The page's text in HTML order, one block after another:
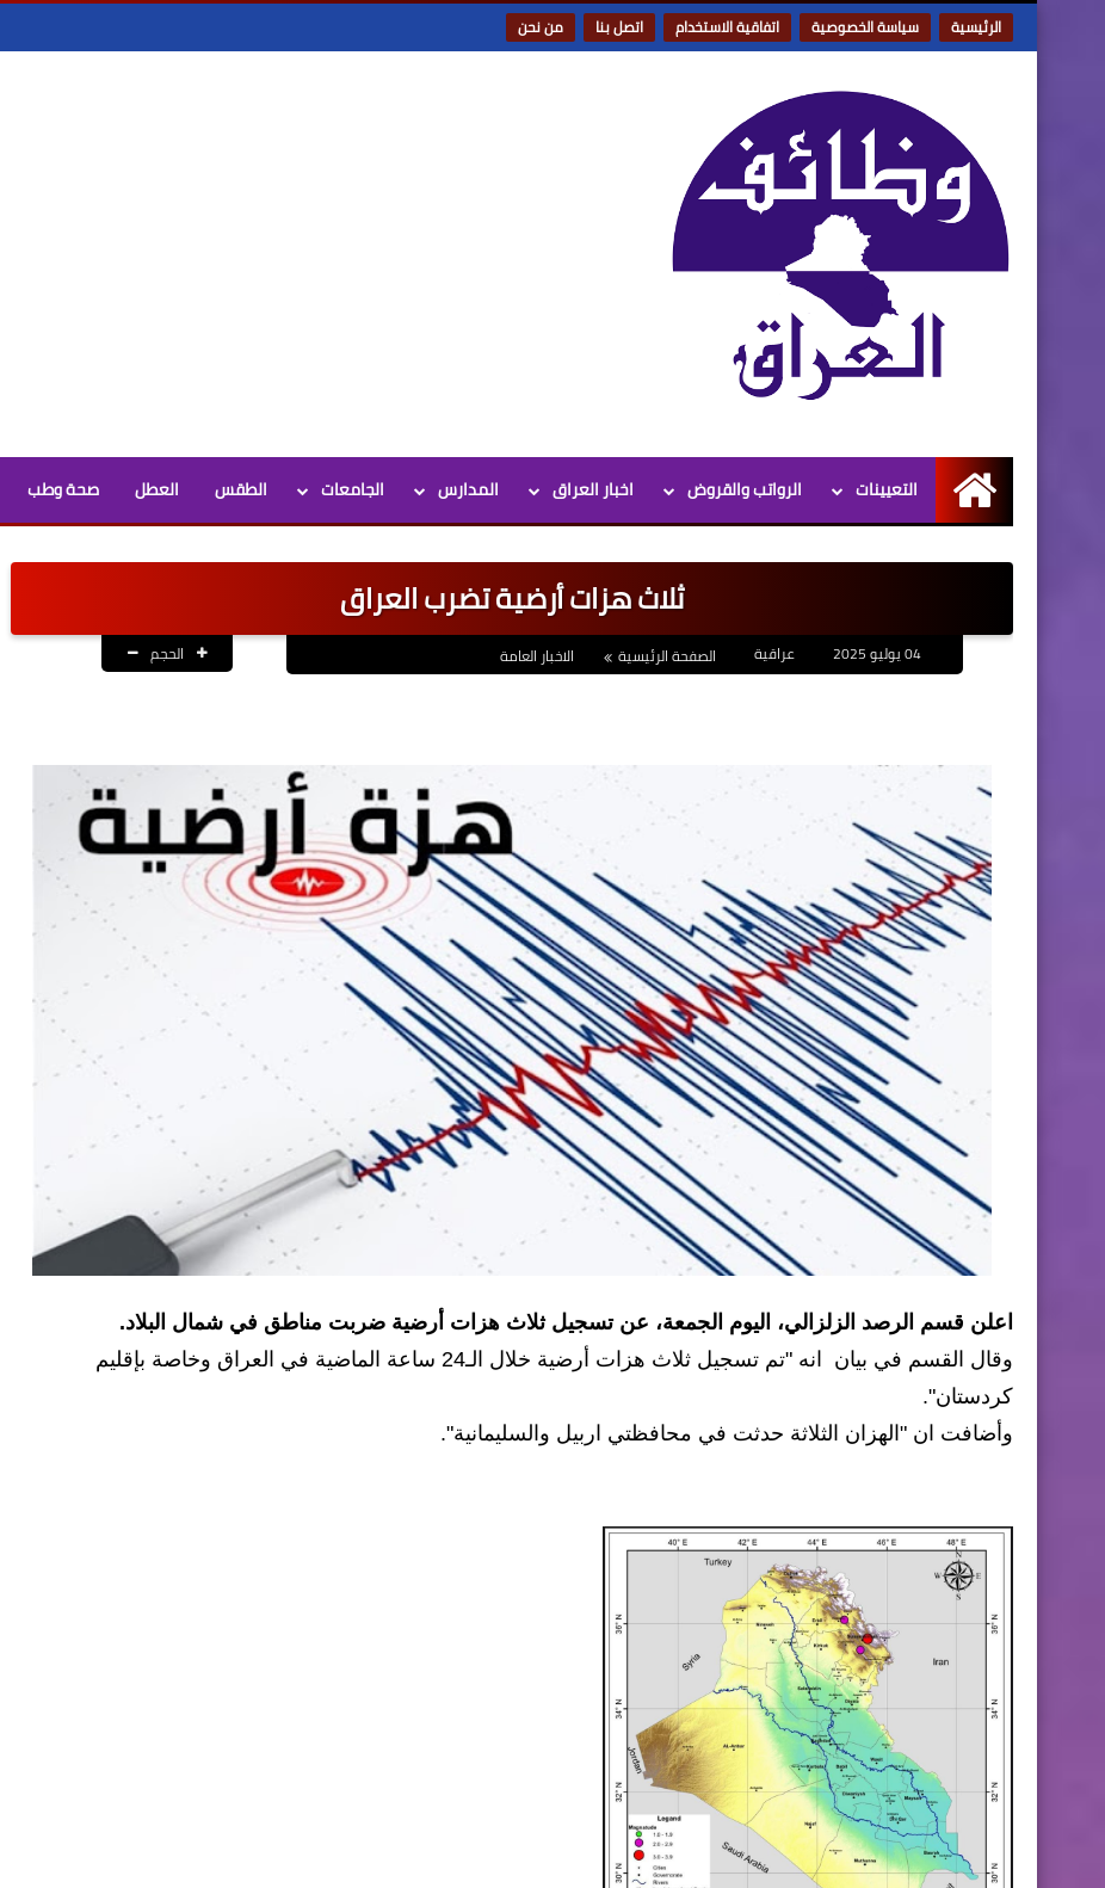
الرئيسية سياسة الخصوصية اتفاقية الاستخدام اتصل بنا من نحن
الرئيسية
التعيينات الرواتب والقروض اخبار العراق المدارس الجامعات الطقس العطل صحة وطب
ثلاث هزات أرضية تضرب العراق
عراقية الصفحة الرئيسية الاخبار العامة الحجم
اعلن قسم الرصد الزلزالي، اليوم الجمعة، عن تسجيل ثلاث هزات أرضية ضربت مناطق في شمال البلاد.
وقال القسم في بيان انه "تم تسجيل ثلاث هزات أرضية خلال الـ24 ساعة الماضية في العراق وخاصة بإقليم
كردستان".
وأضافت ان "الهزان الثلاثة حدثت في محافظتي اربيل والسليمانية".